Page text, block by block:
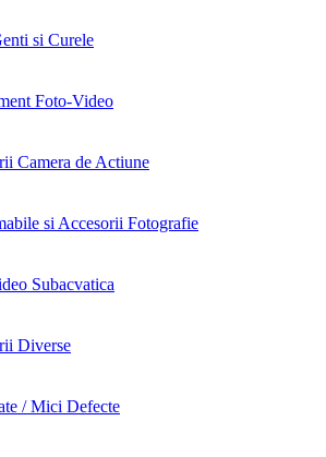
si Curele
Foto-Video
Camera de Actiune
si Accesorii Fotografie
Subacvatica
Diverse
/ Mici Defecte